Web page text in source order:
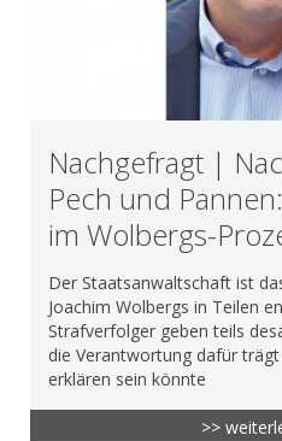
Nachgefragt |
Pech und
im Wolbergs-
Der Staatsanwaltschaft ist
Joachim Wolbergs in Teilen
Strafverfolger geben teils
die Verantwortung dafür
erklären sein könnte
>>